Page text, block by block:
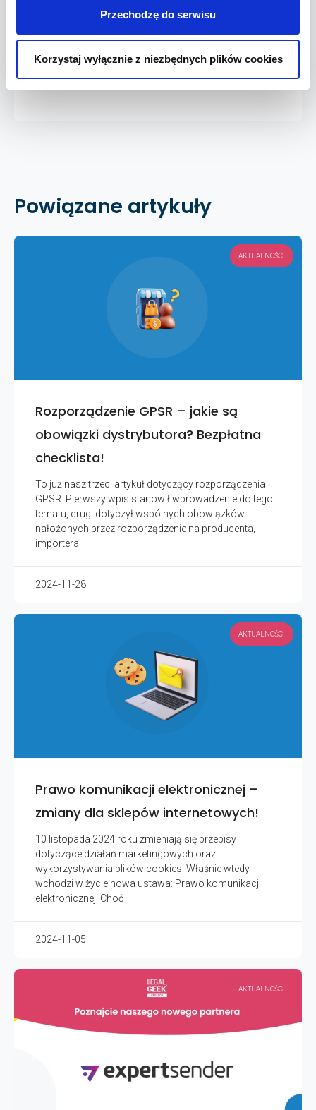
Przechodzę do serwisu
Korzystaj wyłącznie z niezbędnych plików cookies
zwrotu oraz zwrotu kosztów dostawy. To
niezbędne narzędzie, które pomoże Ci
prowadzić działalność e-commerce
Powiązane artykuły
AKTUALNOŚCI
Rozporządzenie GPSR – jakie są
obowiązki dystrybutora? Bezpłatna
checklista!
To już nasz trzeci artykuł dotyczący rozporządzenia
GPSR. Pierwszy wpis stanowił wprowadzenie do tego
tematu, drugi dotyczył wspólnych obowiązków
nałożonych przez rozporządzenie na producenta,
importera
2024-11-28
AKTUALNOŚCI
Prawo komunikacji elektronicznej –
zmiany dla sklepów internetowych!
10 listopada 2024 roku zmieniają się przepisy
dotyczące działań marketingowych oraz
wykorzystywania plików cookies. Właśnie wtedy
wchodzi w życie nowa ustawa: Prawo komunikacji
elektronicznej. Choć
2024-11-05
AKTUALNOŚCI